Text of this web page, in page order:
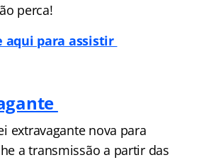
perca!
aqui para assistir
extravagante nova para
a transmissão a partir das